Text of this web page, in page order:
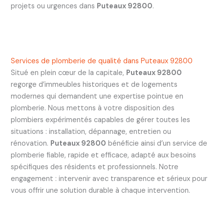
projets ou urgences dans Puteaux 92800.
Services de plomberie de qualité dans Puteaux 92800
Situé en plein cœur de la capitale, Puteaux 92800
regorge d’immeubles historiques et de logements
modernes qui demandent une expertise pointue en
plomberie. Nous mettons à votre disposition des
plombiers expérimentés capables de gérer toutes les
situations : installation, dépannage, entretien ou
rénovation. Puteaux 92800 bénéficie ainsi d’un service de
plomberie fiable, rapide et efficace, adapté aux besoins
spécifiques des résidents et professionnels. Notre
engagement : intervenir avec transparence et sérieux pour
vous offrir une solution durable à chaque intervention.